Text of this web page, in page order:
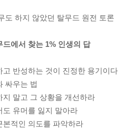
도 하지 않았던 탈무드 원전 토론
드에서 찾는 1% 인생의 답
고 반성하는 것이 진정한 용기이다
싸우는 법
지 말고 그 상황을 개선하라
도 유머를 잃지 말아라
본적인 의도를 파악하라